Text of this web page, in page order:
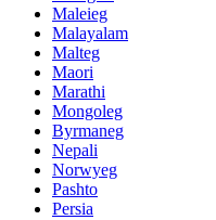
Maleieg
Malayalam
Malteg
Maori
Marathi
Mongoleg
Byrmaneg
Nepali
Norwyeg
Pashto
Persia